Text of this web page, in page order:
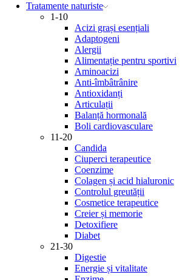
Tratamente naturiste
1-10
Acizi grași esențiali
Adaptogeni
Alergii
Alimentație pentru sportivi
Aminoacizi
Anti-îmbâtrânire
Antioxidanți
Articulații
Balanță hormonală
Boli cardiovasculare
11-20
Candida
Ciuperci terapeutice
Coenzime
Colagen și acid hialuronic
Controlul greutății
Cosmetice terapeutice
Creier și memorie
Detoxifiere
Diabet
21-30
Digestie
Energie și vitalitate